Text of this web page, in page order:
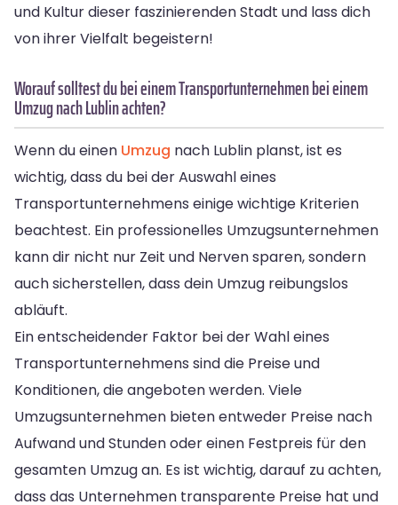
und Kultur dieser faszinierenden Stadt und lass dich
von ihrer Vielfalt begeistern!
Worauf solltest du bei einem Transportunternehmen bei einem
Umzug nach Lublin achten?
Wenn du einen Umzug nach Lublin planst, ist es
wichtig, dass du bei der Auswahl eines
Transportunternehmens einige wichtige Kriterien
beachtest. Ein professionelles Umzugsunternehmen
kann dir nicht nur Zeit und Nerven sparen, sondern
auch sicherstellen, dass dein Umzug reibungslos
abläuft.
Ein entscheidender Faktor bei der Wahl eines
Transportunternehmens sind die Preise und
Konditionen, die angeboten werden. Viele
Umzugsunternehmen bieten entweder Preise nach
Aufwand und Stunden oder einen Festpreis für den
gesamten Umzug an. Es ist wichtig, darauf zu achten,
dass das Unternehmen transparente Preise hat und